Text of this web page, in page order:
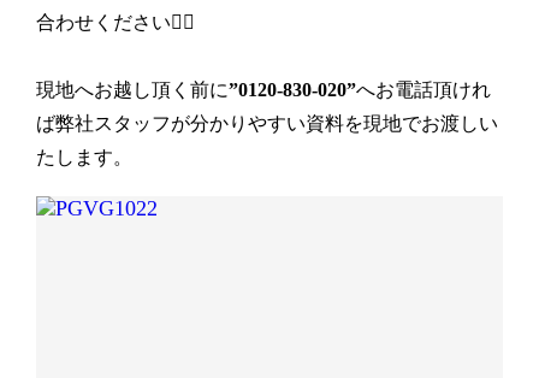
合わせください💁‍♀️
現地へお越し頂く前に”0120-830-020”へお電話頂けれ
ば弊社スタッフが分かりやすい資料を現地でお渡しい
たします。